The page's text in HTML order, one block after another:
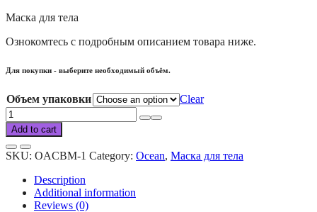
Маска для тела
Ознокомтесь с подробным описанием товара ниже.
Для покупки - выберите необходимый объём.
Объем упаковки
Clear
Ocean
body
anti-
cellulite
mask
quantity
Add to cart
SKU: OACBM-1 Category: Ocean, Маска для тела
Description
Additional information
Reviews (0)